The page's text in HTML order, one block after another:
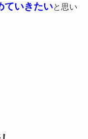
ていきたいと思い